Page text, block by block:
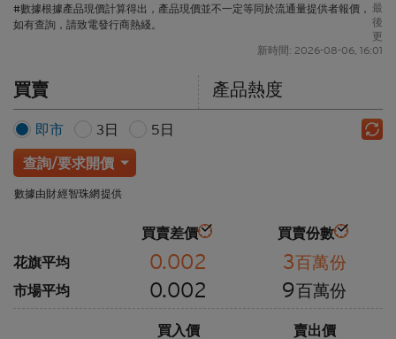
#數據根據產品現價計算得出，產品現價並不一定等同於流通量提供者報價，
如有查詢，請致電發行商熱綫。
最
後
更
新時間: 2026-08-06, 16:01
買賣 產品熱度
即市 3日 5日
查詢/要求開價
數據由財經智珠網提供
買賣差價
買賣份數
花旗平均
0.002 3百萬份
市場平均 0.002 9百萬份
買入價
賣出價